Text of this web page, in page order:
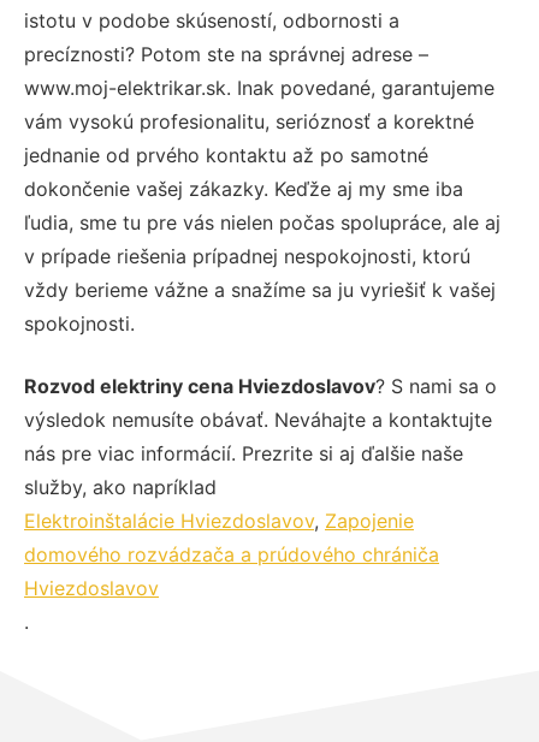
istotu v podobe skúseností, odbornosti a
precíznosti? Potom ste na správnej adrese –
www.moj-elektrikar.sk. Inak povedané, garantujeme
vám vysokú profesionalitu, serióznosť a korektné
jednanie od prvého kontaktu až po samotné
dokončenie vašej zákazky. Keďže aj my sme iba
ľudia, sme tu pre vás nielen počas spolupráce, ale aj
v prípade riešenia prípadnej nespokojnosti, ktorú
vždy berieme vážne a snažíme sa ju vyriešiť k vašej
spokojnosti.
Rozvod elektriny cena Hviezdoslavov? S nami sa o
výsledok nemusíte obávať. Neváhajte a kontaktujte
nás pre viac informácií. Prezrite si aj ďalšie naše
služby, ako napríklad
Elektroinštalácie Hviezdoslavov, Zapojenie
domového rozvádzača a prúdového chrániča
Hviezdoslavov
.